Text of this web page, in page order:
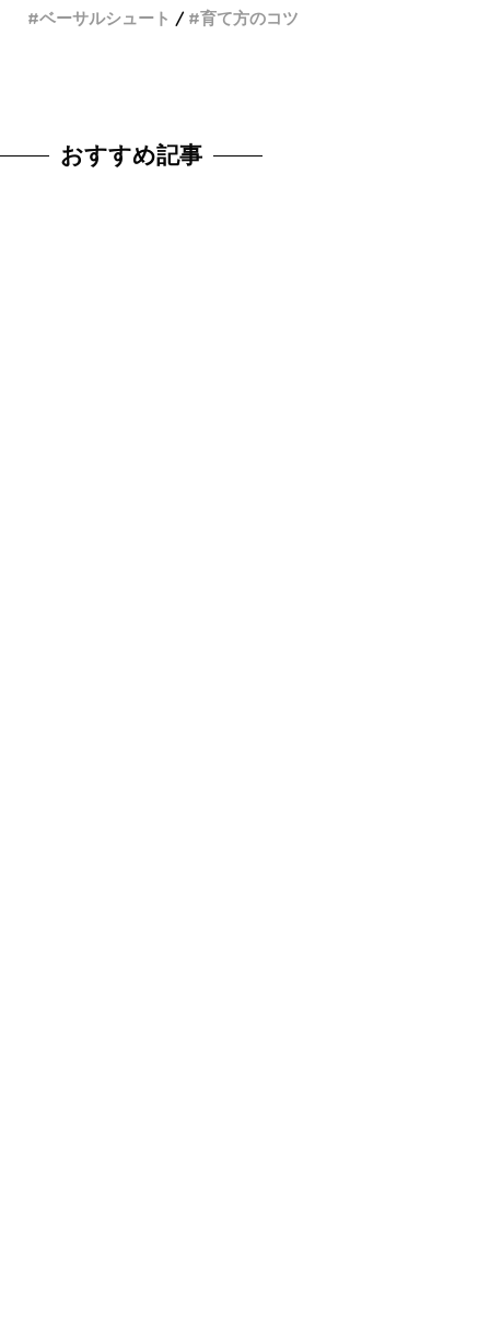
ベーサルシュート
育て方のコツ
おすすめ記事